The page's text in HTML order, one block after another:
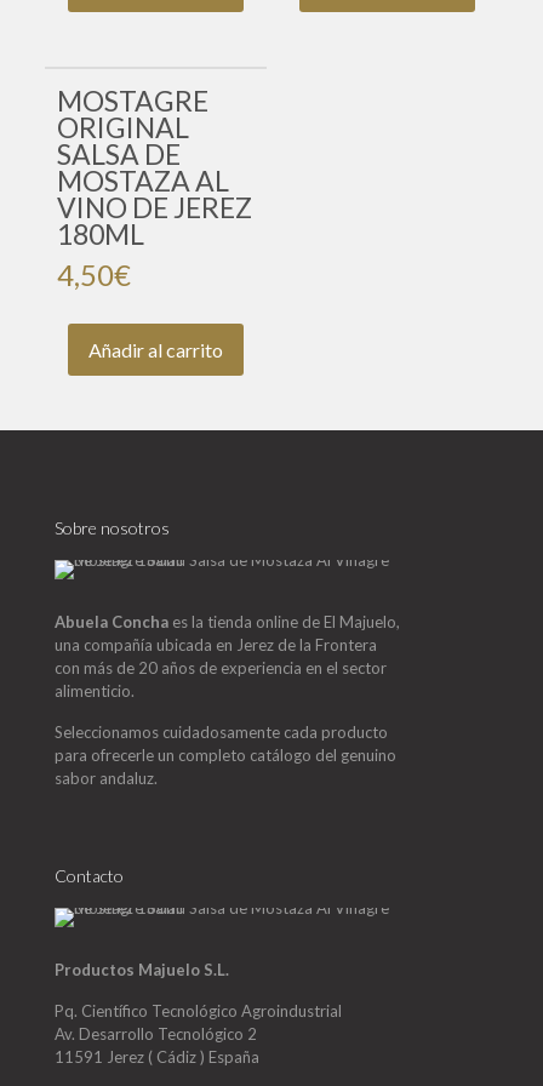
MOSTAGRE
ORIGINAL
SALSA DE
MOSTAZA AL
VINO DE JEREZ
180ML
4,50€
Añadir al carrito
Sobre nosotros
Abuela Concha es la tienda online de El Majuelo,
una compañía ubicada en Jerez de la Frontera
con más de 20 años de experiencia en el sector
alimenticio.
Seleccionamos cuidadosamente cada producto
para ofrecerle un completo catálogo del genuino
sabor andaluz.
Contacto
Productos Majuelo S.L.
Pq. Científico Tecnológico Agroindustrial
Av. Desarrollo Tecnológico 2
11591 Jerez ( Cádiz ) España